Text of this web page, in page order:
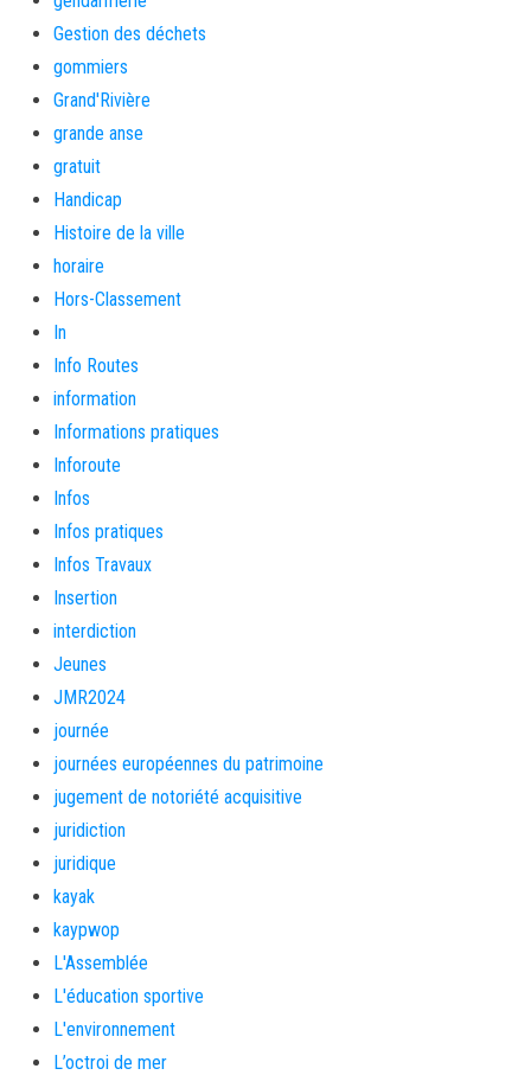
Gestion des déchets
gommiers
Grand'Rivière
grande anse
gratuit
Handicap
Histoire de la ville
horaire
Hors-Classement
In
Info Routes
information
Informations pratiques
Inforoute
Infos
Infos pratiques
Infos Travaux
Insertion
interdiction
Jeunes
JMR2024
journée
journées européennes du patrimoine
jugement de notoriété acquisitive
juridiction
juridique
kayak
kaypwop
L'Assemblée
L'éducation sportive
L'environnement
L’octroi de mer